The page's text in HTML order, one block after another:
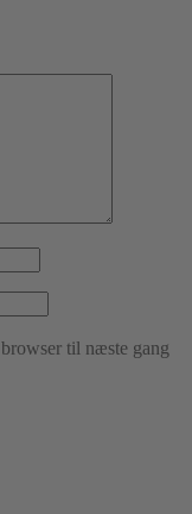
til næste gang